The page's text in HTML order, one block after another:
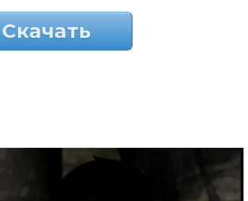
Скачать